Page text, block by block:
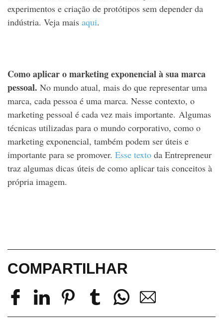
experimentos e criação de protótipos sem depender da
indústria. Veja mais aqui.
Como aplicar o marketing exponencial à sua marca
pessoal. No mundo atual, mais do que representar uma
marca, cada pessoa é uma marca. Nesse contexto, o
marketing pessoal é cada vez mais importante. Algumas
técnicas utilizadas para o mundo corporativo, como o
marketing exponencial, também podem ser úteis e
importante para se promover. Esse texto da Entrepreneur
traz algumas dicas úteis de como aplicar tais conceitos à
própria imagem.
COMPARTILHAR